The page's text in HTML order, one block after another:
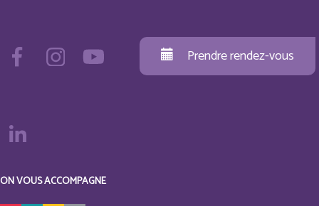
Prendre rendez-vous
ON VOUS ACCOMPAGNE